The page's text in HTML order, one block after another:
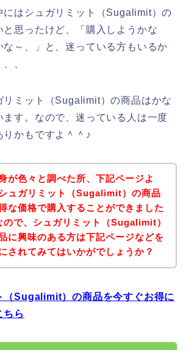
にはシュガリミット（Sugalimit）の
と思ったけど、「購入しようかな
な～、」と、迷っている方もいるか
、
リミット（Sugalimit）の商品はかな
ます。なので、迷っている人は一度
かもですよ＾＾♪
が色々と調べた所、下記ページよ
ュガリミット（Sugalimit）の商品
な価格で購入することができました
ので、シュガリミット（Sugalimit）
に興味のある方は下記ページなどを
されてみてはいかがでしょうか？
（Sugalimit）の商品を今すぐお得に
ちら